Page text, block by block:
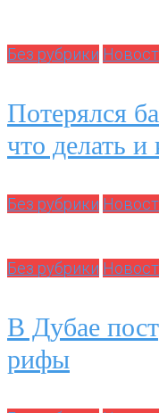
Без рубрики
Потерялся
что делать и
Без рубрики
Без рубрики
В Дубае
рифы